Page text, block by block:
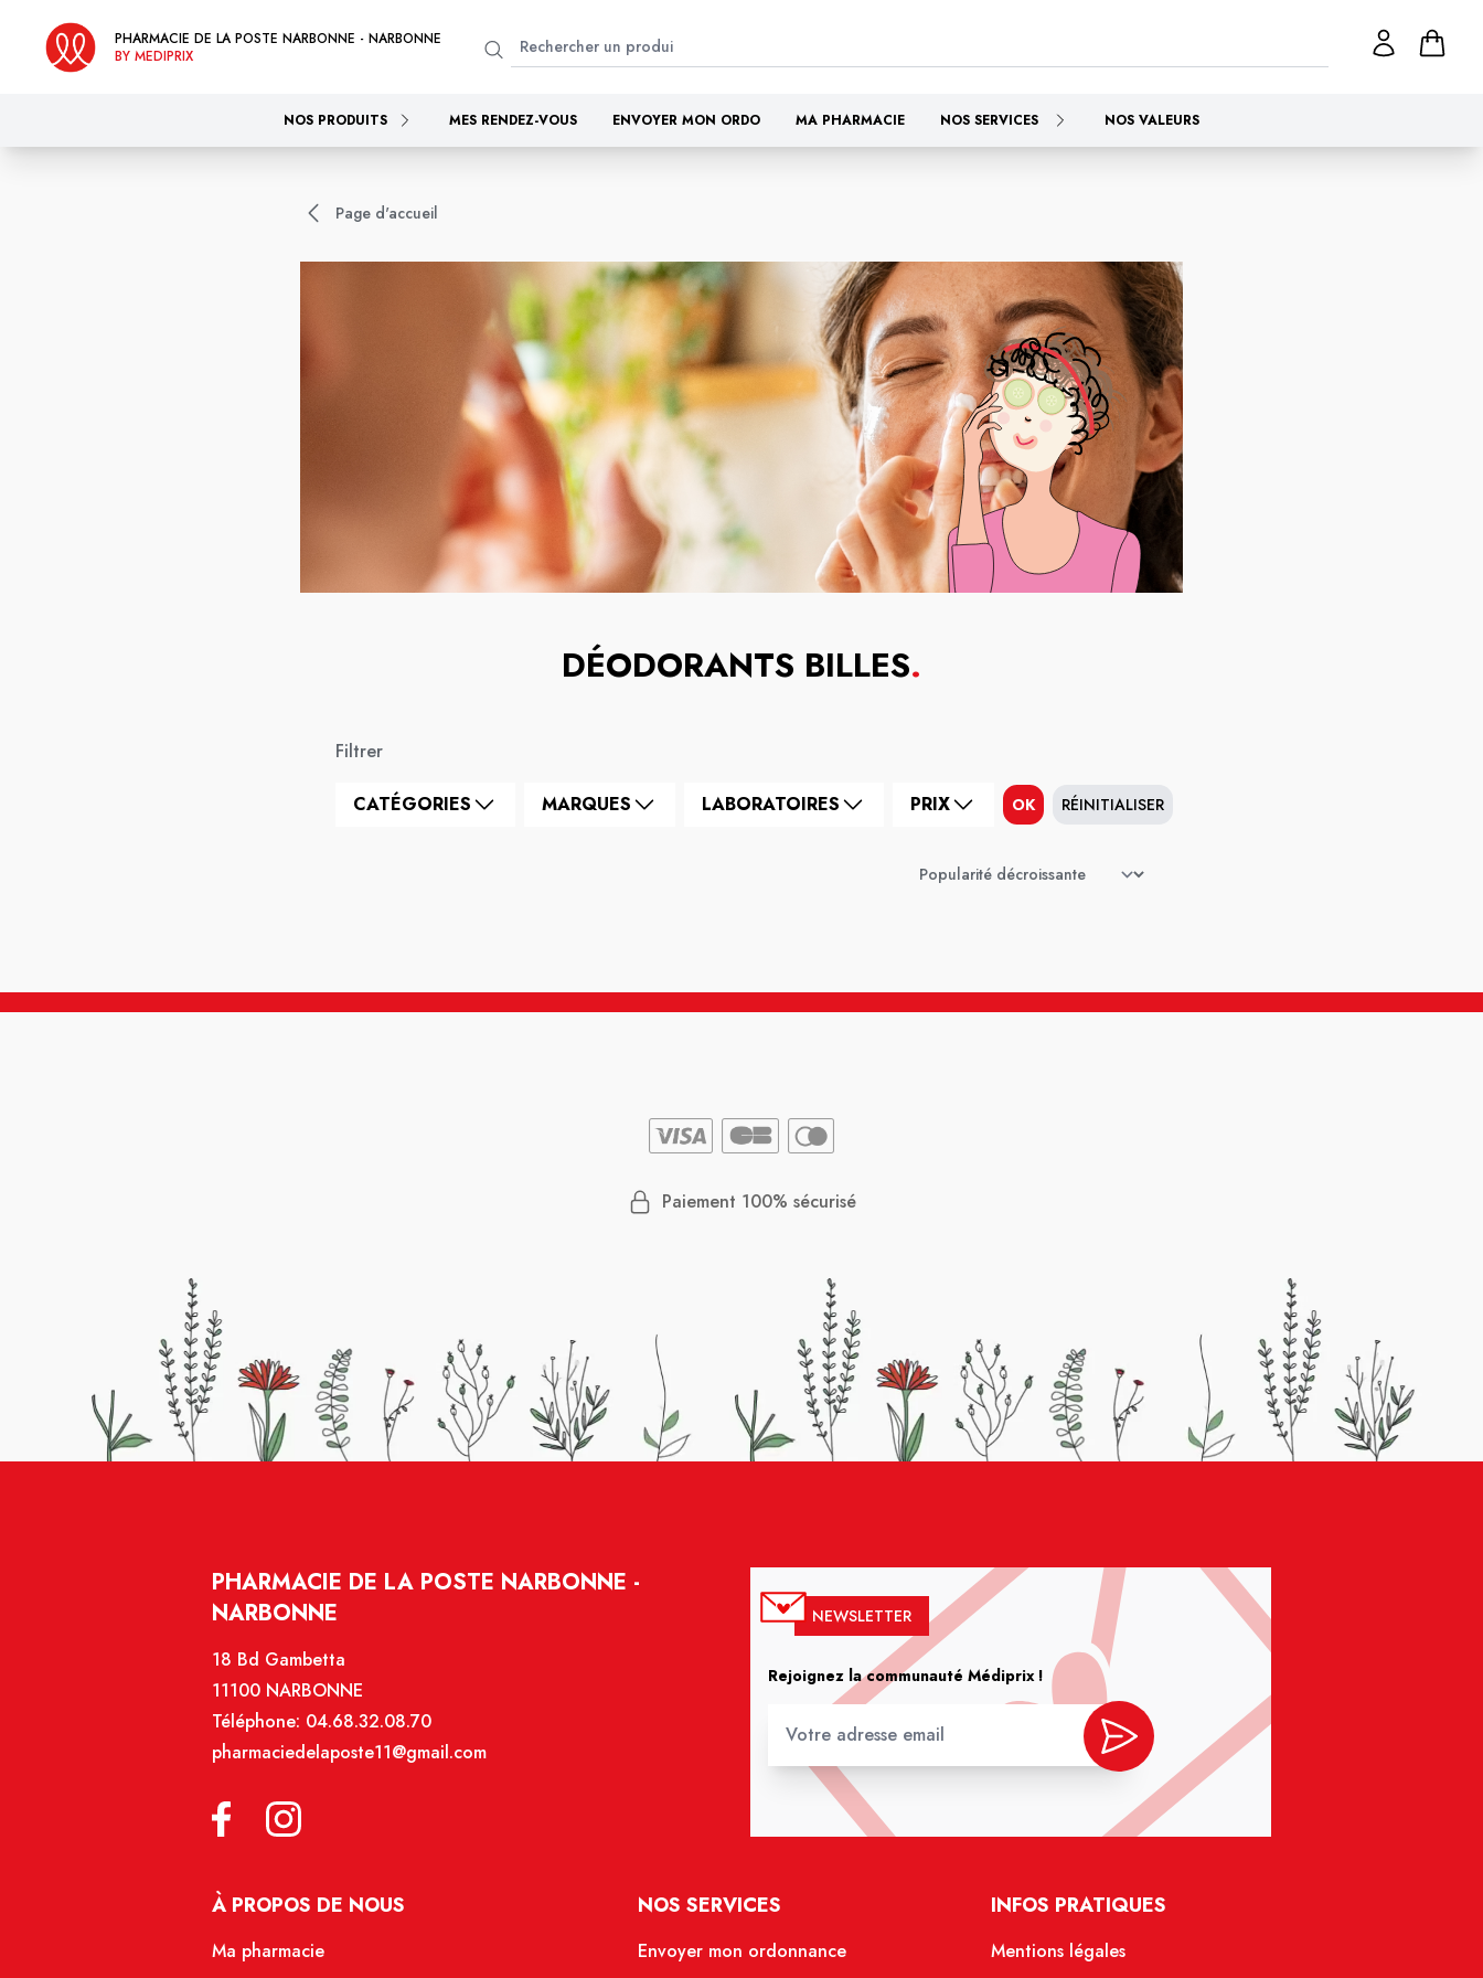
PHARMACIE DE LA POSTE NARBONNE - NARBONNE
BY MEDIPRIX
NOS PRODUITS MES RENDEZ-VOUS ENVOYER MON ORDO MA PHARMACIE NOS SERVICES NOS VALEURS
Page d'accueil
DÉODORANTS BILLES.
Filtrer
CATÉGORIES MARQUES LABORATOIRES PRIX OK RÉINITIALISER
Paiement 100% sécurisé
PHARMACIE DE LA POSTE NARBONNE -
NARBONNE
18 Bd Gambetta
11100 NARBONNE
Téléphone: 04.68.32.08.70
pharmaciedelaposte11@gmail.com
NEWSLETTER
Rejoignez la communauté Médiprix !
À PROPOS DE NOUS
Ma pharmacie
NOS SERVICES
Envoyer mon ordonnance
INFOS PRATIQUES
Mentions légales